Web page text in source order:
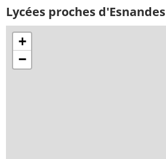
Lycées proches d'Esnandes
+
−